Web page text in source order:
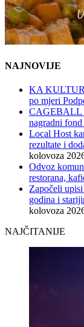
NAJNOVIJE
KA
po mjeri
CAGEBALL
nagradni fond
Local Host
rezultate i
kolovoza
Odvoz
restorana,
Započeli
godina i
kolovoza
NAJČITANIJE